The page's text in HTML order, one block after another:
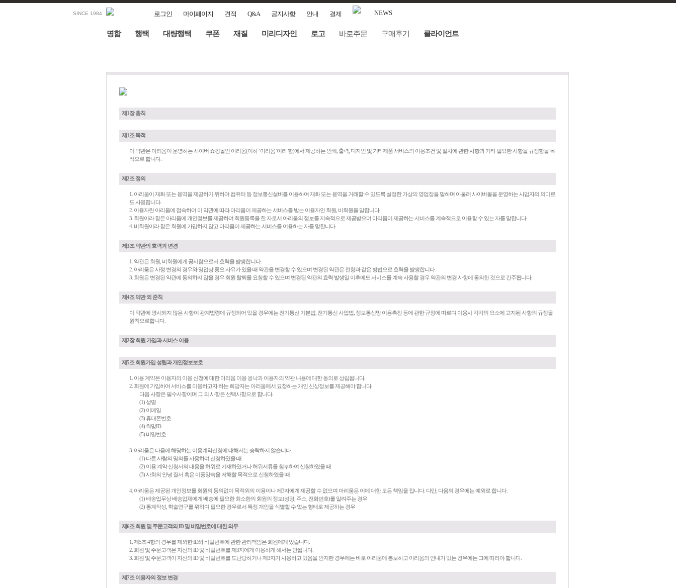
SINCE 1984. 로그인 마이페이지 견적 Q&A 공지사항 안내 결제 NEWS
명함 행택 대량행택 쿠폰 재질 미리디자인 로고 바로주문 구매후기 클라이언트
제1장 총칙
제1조 목적
이 약관은 아리움이 운영하는 사이버 쇼핑몰인 아리움(이하 ‘아리움’이라 함)에서 제공하는 인쇄, 출력, 디자인 및 기타제품 서비스의 이용조건 및 절차에 관한 사항과 기타 필요한 사항을 규정함을 목
적으로 합니다.
제2조 정의
1. 아리움이 재화 또는 용역을 제공하기 위하여 컴퓨터 등 정보통신설비를 이용하여 재화 또는 용역을 거래할 수 있도록 설정한 가상의 영업장을 말하며 아울러 사이버몰을 운영하는 사업자의 의미로
도 사용합니다.
2. 이용자란 아리움에 접속하여 이 약관에 따라 아리움이 제공하는 서비스를 받는 이용자인 회원, 비회원을 말합니다.
3. 회원이라 함은 아리움에 개인정보를 제공하여 회원등록을 한 자로서 아리움의 정보를 지속적으로 제공받으며 아리움이 제공하는 서비스를 계속적으로 이용할 수 있는 자를 말합니다
4. 비회원이라 함은 회원에 가입하지 않고 아리움이 제공하는 서비스를 이용하는 자를 말합니다.
제3조 약관의 효력과 변경
1. 약관은 회원, 비회원에게 공시함으로서 효력을 발생합니다.
2. 아리움은 사정 변경의 경우와 영업상 중요 사유가 있을 때 약관을 변경할 수 있으며 변경된 약관은 전항과 같은 방법으로 효력을 발생합니다.
3. 회원은 변경된 약관에 동의하지 않을 경우 회원 탈퇴를 요청할 수 있으며 변경된 약관의 효력 발생일 이후에도 서비스를 계속 사용할 경우 약관의 변경 사항에 동의한 것으로 간주됩니다.
제4조 약관 외 준칙
이 약관에 명시되지 않은 사항이 관계법령에 규정되어 있을 경우에는 전기통신 기본법, 전기통신 사업법, 정보통신망 이용촉진 등에 관한 규정에 따르며 이용시 각각의 요소에 고지된 사항의 규정을
원칙으로합니다.
제2장 회원 가입과 서비스 이용
제5조 회원가입 성립과 개인정보보호
1. 이용 계약은 이용자의 이용 신청에 대한 아리움 이용 응낙과 이용자의 약관 내용에 대한 동의로 성립됩니다.
2. 회원에 가입하여 서비스를 이용하고자 하는 희망자는 아리움에서 요청하는 개인 신상정보를 제공해야 합니다.
다음 사항은 필수사항이며 그 외 사항은 선택사항으로 합니다.
(1) 성명
(2) 이메일
(3) 휴대폰번호
(4) 희망ID
(5) 비밀번호
3. 아리움은 다음에 해당하는 이용계약신청에 대해서는 승락하지 않습니다.
(1) 다른 사람의 명의를 사용하여 신청하였을 때
(2) 이용 계약 신청서의 내용을 허위로 기재하였거나 허위서류를 첨부하여 신청하였을 때
(3) 사회의 안녕 질서 혹은 미풍양속을 저해할 목적으로 신청하였을 때
4. 아리움은 제공된 개인정보를 회원의 동의없이 목적외의 이용이나 제3자에게 제공할 수 없으며 아리움은 이에 대한 모든 책임을 집니다. 다만, 다음의 경우에는 예외로 합니다.
(1) 배송업무상 배송업체에게 배송에 필요한 최소한의 회원의 정보(성명, 주소, 전화번호)를 알려주는 경우
(2) 통계작성, 학술연구를 위하여 필요한 경우로서 특정 개인을 식별할 수 없는 형태로 제공하는 경우
제6조 회원 및 주문고객의 ID 및 비밀번호에 대한 의무
1. 제5조 4항의 경우를 제외한 ID와 비밀번호에 관한 관리책임은 회원에게 있습니다.
2. 회원 및 주문고객은 자신의 ID 및 비밀번호를 제3자에게 이용하게 해서는 안됩니다.
3. 회원 및 주문고객이 자신의 ID 및 비밀번호를 도난당하거나 제3자가 사용하고 있음을 인지한 경우에는 바로 아리움에 통보하고 아리움의 안내가 있는 경우에는 그에 따라야 합니다.
제7조 이용자의 정보 변경